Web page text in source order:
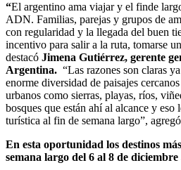
“El argentino ama viajar y el finde
ADN. Familias, parejas y grupos de
con regularidad y la llegada del buen
incentivo para salir a la ruta, tomarse
destacó Jimena Gutiérrez, gerente
Argentina. “Las razones son claras
enorme diversidad de paisajes
urbanos como sierras, playas, ríos,
bosques que están ahí al alcance y eso
turística al fin de semana largo”,
En esta oportunidad los destinos
semana largo del 6 al 8 de diciembre